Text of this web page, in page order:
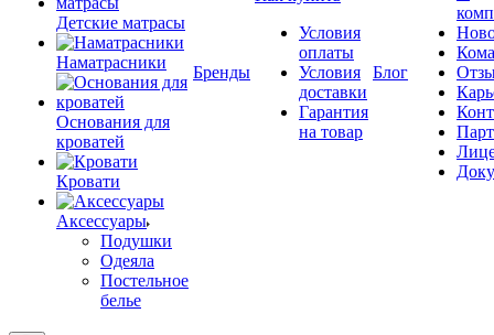
Детские матрасы
Наматрасники
Основания для
кроватей
Кровати
Аксессуары
Подушки
Одеяла
Постельное
белье
Бренды
Условия
оплаты
Условия
доставки
Гарантия
на товар
Блог